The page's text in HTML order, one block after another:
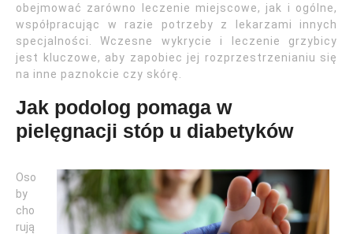
obejmować zarówno leczenie miejscowe, jak i ogólne,
współpracując w razie potrzeby z lekarzami innych
specjalności. Wczesne wykrycie i leczenie grzybicy
jest kluczowe, aby zapobiec jej rozprzestrzenianiu się
na inne paznokcie czy skórę.
Jak podolog pomaga w
pielęgnacji stóp u diabetyków
Oso
by
cho
rują